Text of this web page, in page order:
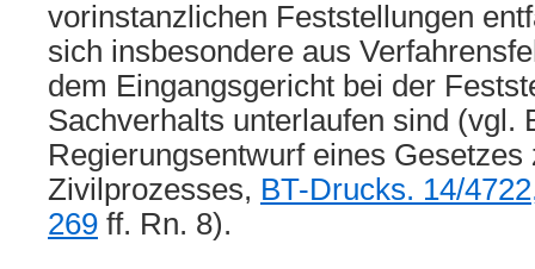
vorinstanzlichen Feststellungen
sich insbesondere aus
dem Eingangsgericht bei der
Sachverhalts unterlaufen sind (vgl.
Regierungsentwurf eines
Zivilprozesses, BT-Drucks. 14/
269 ff. Rn. 8).